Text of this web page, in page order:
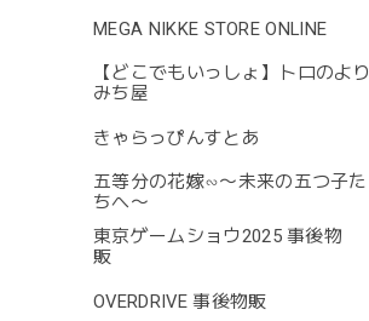
MEGA NIKKE STORE ONLINE
【どこでもいっしょ】トロのより
みち屋
きゃらっぴんすとあ
五等分の花嫁∽〜未来の五つ子た
ちへ〜
東京ゲームショウ2025 事後物
販
OVERDRIVE 事後物販